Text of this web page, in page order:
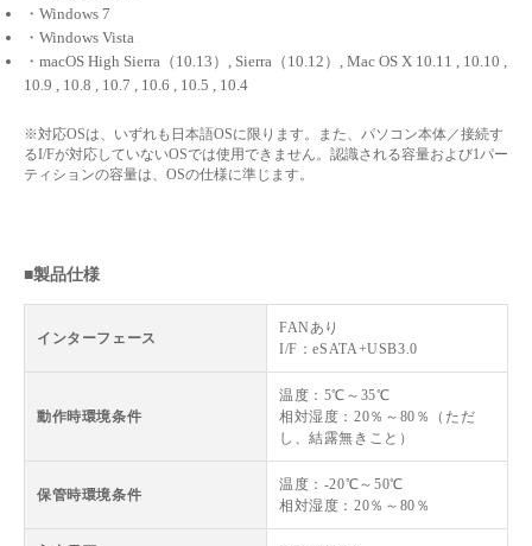
・Windows 7
・Windows Vista
・macOS High Sierra（10.13）, Sierra（10.12）, Mac OS X 10.11 , 10.10 ,
10.9 , 10.8 , 10.7 , 10.6 , 10.5 , 10.4
※対応OSは、いずれも日本語OSに限ります。また、パソコン本体／接続す
るI/Fが対応していないOSでは使用できません。認識される容量および1パー
ティションの容量は、OSの仕様に準じます。
■製品仕様
インターフェース
FANあり
I/F：eSATA+USB3.0
動作時環境条件
温度：5℃～35℃
相対湿度：20％～80％（ただ
し、結露無きこと）
保管時環境条件
温度：-20℃～50℃
相対湿度：20％～80％